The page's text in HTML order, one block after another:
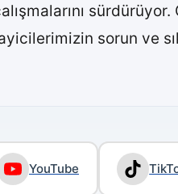
sorun ve
YouTube